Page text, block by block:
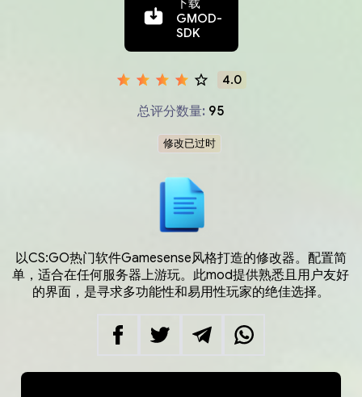
下载
GMOD-
SDK
4.0
总评分数量: 95
修改已过时
以CS:GO热门软件Gamesense风格打造的修改器。配置简
单，适合在任何服务器上游玩。此mod提供熟悉且用户友好
的界面，是寻求多功能性和易用性玩家的绝佳选择。